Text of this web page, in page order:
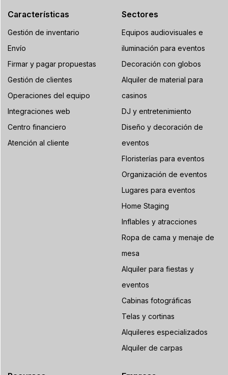
Características
Gestión de inventario
Envío
Firmar y pagar propuestas
Gestión de clientes
Operaciones del equipo
Integraciones web
Centro financiero
Atención al cliente
Sectores
Equipos audiovisuales e
iluminación para eventos
Decoración con globos
Alquiler de material para
casinos
DJ y entretenimiento
Diseño y decoración de
eventos
Floristerías para eventos
Organización de eventos
Lugares para eventos
Home Staging
Inflables y atracciones
Ropa de cama y menaje de
mesa
Alquiler para fiestas y
eventos
Cabinas fotográficas
Telas y cortinas
Alquileres especializados
Alquiler de carpas